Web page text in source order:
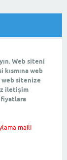
Web siteni
web
web sitenize
iletişim
fiyatlara
maili